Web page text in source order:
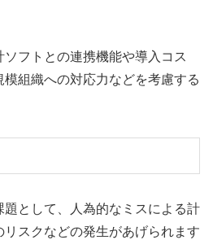
フトとの連携機能や導入コス
模組織への対応力などを考慮する
として、人為的なミスによる計
スクなどの発生があげられます